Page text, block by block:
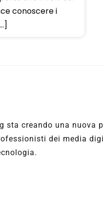
conoscere i
sta creando una nuova
dei media